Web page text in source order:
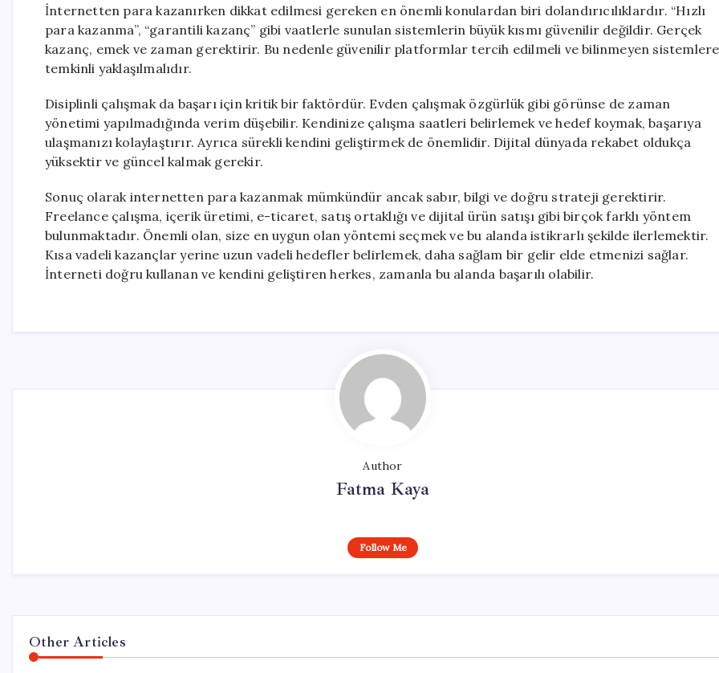
İnternetten para kazanırken dikkat edilmesi gereken en önemli konulardan biri dolandırıcılıklardır. “Hızlı
para kazanma”, “garantili kazanç” gibi vaatlerle sunulan sistemlerin büyük kısmı güvenilir değildir. Gerçek
kazanç, emek ve zaman gerektirir. Bu nedenle güvenilir platformlar tercih edilmeli ve bilinmeyen sistemlere
temkinli yaklaşılmalıdır.
Disiplinli çalışmak da başarı için kritik bir faktördür. Evden çalışmak özgürlük gibi görünse de zaman
yönetimi yapılmadığında verim düşebilir. Kendinize çalışma saatleri belirlemek ve hedef koymak, başarıya
ulaşmanızı kolaylaştırır. Ayrıca sürekli kendini geliştirmek de önemlidir. Dijital dünyada rekabet oldukça
yüksektir ve güncel kalmak gerekir.
Sonuç olarak internetten para kazanmak mümkündür ancak sabır, bilgi ve doğru strateji gerektirir.
Freelance çalışma, içerik üretimi, e-ticaret, satış ortaklığı ve dijital ürün satışı gibi birçok farklı yöntem
bulunmaktadır. Önemli olan, size en uygun olan yöntemi seçmek ve bu alanda istikrarlı şekilde ilerlemektir.
Kısa vadeli kazançlar yerine uzun vadeli hedefler belirlemek, daha sağlam bir gelir elde etmenizi sağlar.
İnterneti doğru kullanan ve kendini geliştiren herkes, zamanla bu alanda başarılı olabilir.
Author
Fatma Kaya
Follow Me
Other Articles